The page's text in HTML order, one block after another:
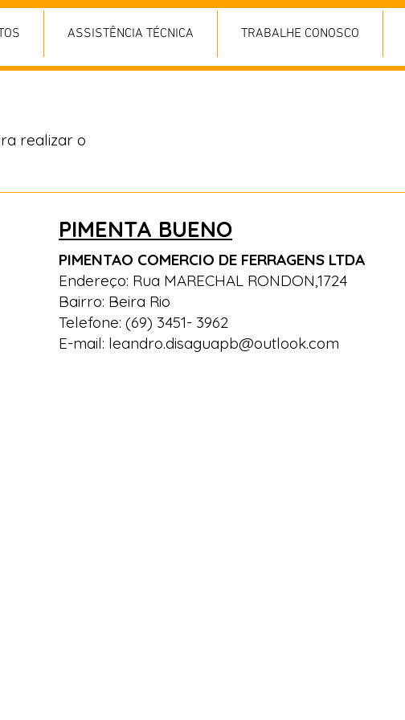
ASSISTÊNCIA TÉCNICA TRABALHE CONOSCO
realizar o
PIMENTA BUENO
PIMENTAO COMERCIO DE FERRAGENS LTDA
Endereço: Rua MARECHAL RONDON,1724
Bairro: Beira Rio
Telefone: (69) 3451- 3962
E-mail: leandro.disaguapb@outlook.com